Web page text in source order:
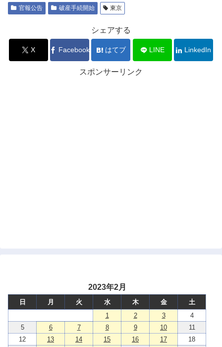
官報公告 破産手続開始 東京
シェアする
X Facebook はてブ LINE LinkedIn
スポンサーリンク
2023年2月
日 月 火 水 木 金
土
1
2 3
4
5
6 7 8 9 10
11
12
13 14 15 16 17
18